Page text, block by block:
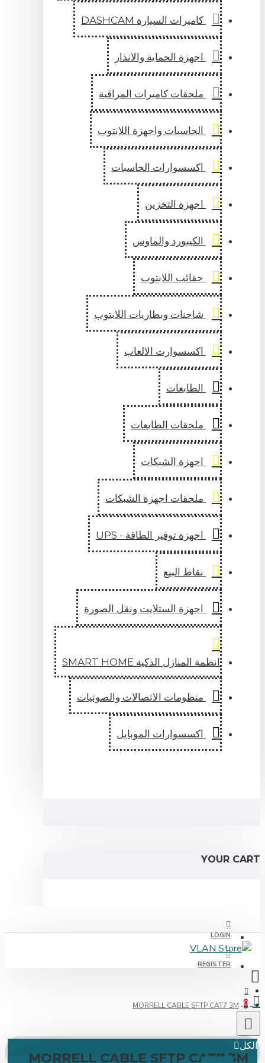
كاميرات السيارة DASHCAM
اجهزة الحماية والانذار
ملحقات كاميرات المراقبة
الحاسبات واجهزة اللابتوب
اكسسوارات الحاسبات
اجهزة التخزين
الكيبورد والماوس
حقائب اللابتوب
شاحنات وبطاريات اللابتوب
اكسسوارت الالعاب
الطابعات
ملحقات الطابعات
اجهزة الشبكات
ملحقات اجهزة الشبكات
اجهزة توفير الطاقة - UPS
نقاط البيع
اجهزة الستلايت ونقل الصورة
انظمة المنازل الذكية SMART HOME
منظومات الاتصالات والصوتيات
اكسسوارات الموبايل
YOUR
LOGIN
REGISTER
MORRELL CABLE SFTP CAT7 3M
MORRELL CABLE SFTP CAT7